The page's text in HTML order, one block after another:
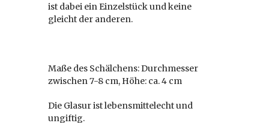
ist dabei ein Einzelstück und keine
gleicht der anderen.
Maße des Schälchens: Durchmesser
zwischen 7-8 cm, Höhe: ca. 4 cm
Die Glasur ist lebensmittelecht und
ungiftig.